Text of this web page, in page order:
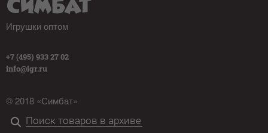
Игрушки оптом
+7 (495) 933 27 02
info@igr.ru
© 2018 «Симбат»